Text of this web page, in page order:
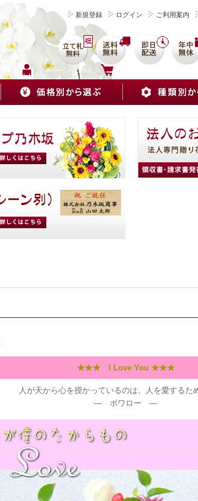
新規登録 ログイン ご利用案内
マイページへログイン
★★★ I Love You ★★★
人が天から心を授かっているのは、人を愛するた
― ボワロー ―